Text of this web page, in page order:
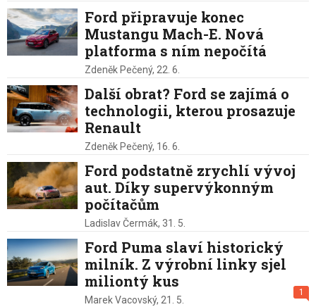
Ford připravuje konec
Mustangu Mach-E. Nová
platforma s ním nepočítá
Zdeněk Pečený, 22. 6.
Další obrat? Ford se zajímá o
technologii, kterou prosazuje
Renault
Zdeněk Pečený, 16. 6.
Ford podstatně zrychlí vývoj
aut. Díky supervýkonným
počítačům
Ladislav Čermák, 31. 5.
Ford Puma slaví historický
milník. Z výrobní linky sjel
miliontý kus
1
Marek Vacovský, 21. 5.